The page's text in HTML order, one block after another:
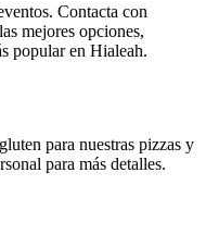
Contacta con
mejores opciones,
popular en Hialeah.
para nuestras pizzas y
para más detalles.